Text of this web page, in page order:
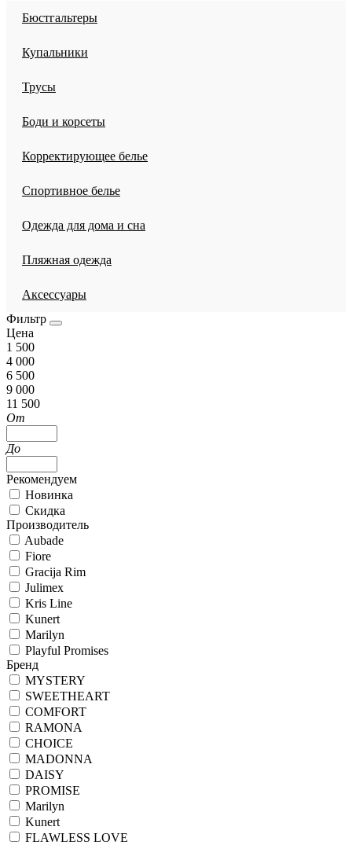
Бюстгальтеры
Купальники
Трусы
Боди и корсеты
Корректирующее белье
Спортивное белье
Одежда для дома и сна
Пляжная одежда
Аксессуары
Фильтр
Цена
1 500
4 000
6 500
9 000
11 500
От
До
Рекомендуем
Новинка
Скидка
Производитель
Aubade
Fiore
Gracija Rim
Julimex
Kris Line
Kunert
Marilyn
Playful Promises
Бренд
MYSTERY
SWEETHEART
COMFORT
RAMONA
CHOICE
MADONNA
DAISY
PROMISE
Marilyn
Kunert
FLAWLESS LOVE